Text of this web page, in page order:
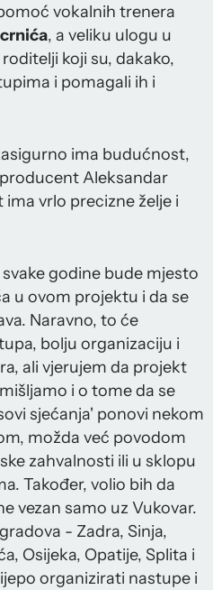
vokalnih trenera
, a veliku ulogu u
koji su, dakako,
i pomagali ih i
ima budućnost,
Aleksandar
ima vrlo precizne želje i
godine bude mjesto
u ovom projektu i da se
Naravno, to će
bolju organizaciju i
ali vjerujem da projekt
i o tome da se
sjećanja' ponovi nekom
možda već povodom
zahvalnosti ili u sklopu
Također, volio bih da
vezan samo uz Vukovar.
- Zadra, Sinja,
Osijeka, Opatije, Splita i
organizirati nastupe i